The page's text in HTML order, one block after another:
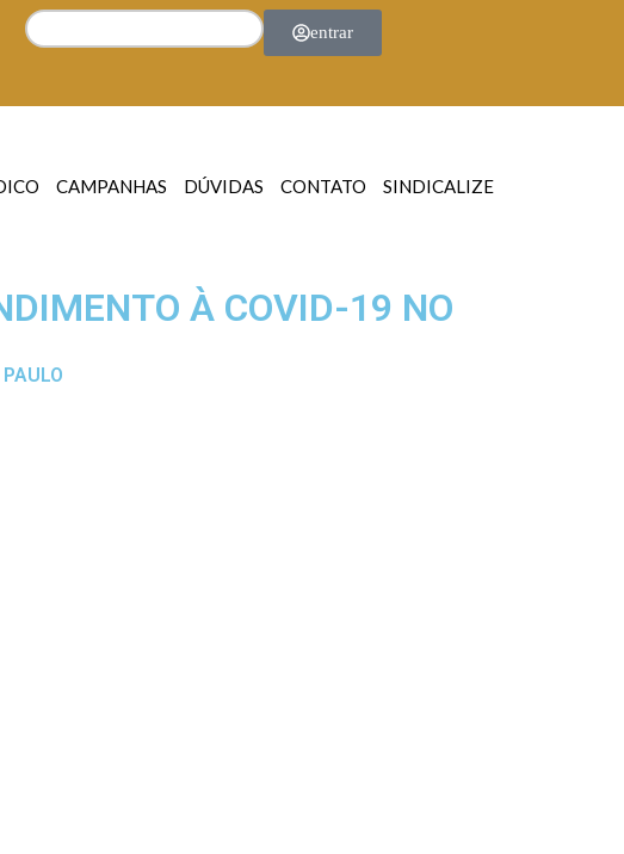
entrar
CAMPANHAS DÚVIDAS CONTATO SINDICALIZE
À COVID-19 NO